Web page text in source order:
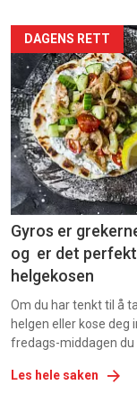
Forsiden
akkurat
nå
-
2
DAGENS RETT
Gyros er
og er det
helgekosen
Om du har tenkt til å
helgen eller kose deg
fredags-middagen du
Les hele saken